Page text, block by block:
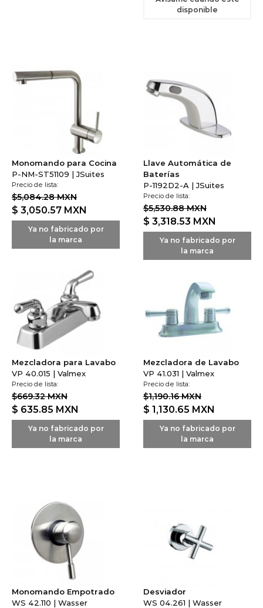
disponible
Monomando para Cocina
P-NM-ST51109 | JSuites
Precio de lista:
$5,084.28 MXN
$ 3,050.57 MXN
Ya no fabricado por
la marca
Llave Automática de
Baterías
P-1192D2-A | JSuites
Precio de lista:
$5,530.88 MXN
$ 3,318.53 MXN
Ya no fabricado por
la marca
Mezcladora para Lavabo
VP 40.015 | Valmex
Precio de lista:
$669.32 MXN
$ 635.85 MXN
Ya no fabricado por
la marca
Mezcladora de Lavabo
VP 41.031 | Valmex
Precio de lista:
$1,190.16 MXN
$ 1,130.65 MXN
Ya no fabricado por
la marca
Monomando Empotrado
WS 42.110 | Wasser
Desviador
WS 04.261 | Wasser